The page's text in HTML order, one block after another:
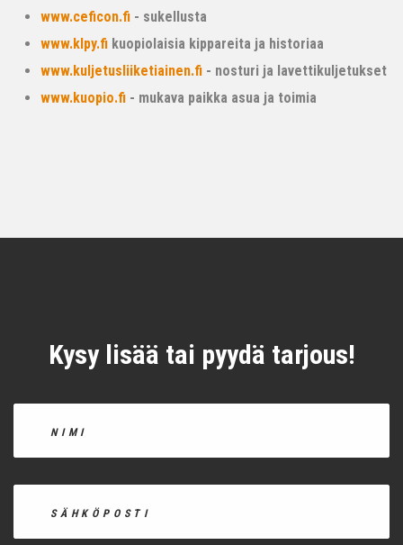
www.ceficon.fi - sukellusta
www.klpy.fi kuopiolaisia kippareita ja historiaa
www.kuljetusliiketiainen.fi - nosturi ja lavettikuljetukset
www.kuopio.fi - mukava paikka asua ja toimia
Kysy lisää tai pyydä tarjous!